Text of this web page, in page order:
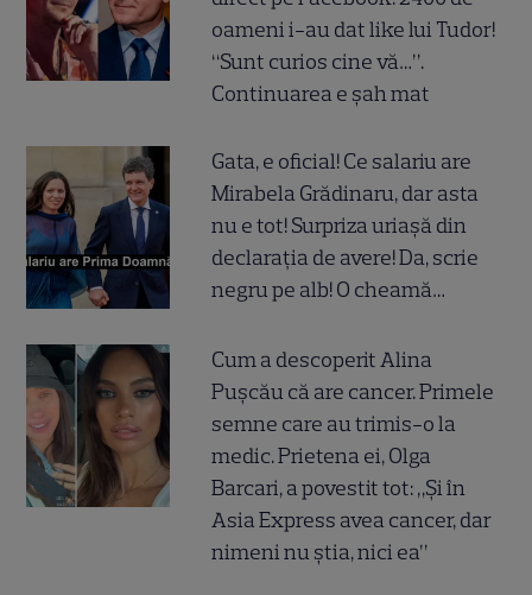
oameni i-au dat like lui Tudor!
“Sunt curios cine vă…”.
Continuarea e șah mat
Gata, e oficial! Ce salariu are
Mirabela Grădinaru, dar asta
nu e tot! Surpriza uriașă din
declarația de avere! Da, scrie
negru pe alb! O cheamă…
Cum a descoperit Alina
Pușcău că are cancer. Primele
semne care au trimis-o la
medic. Prietena ei, Olga
Barcari, a povestit tot: „Și în
Asia Express avea cancer, dar
nimeni nu știa, nici ea”